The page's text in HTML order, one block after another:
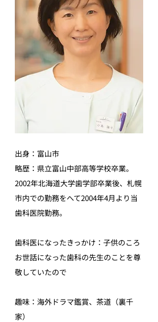
出身：富山市
略歴：県立富山中部高等学校卒業。
2002年北海道大学歯学部卒業後、札幌
市内での勤務をへて2004年4月より当
歯科医院勤務。
歯科医になったきっかけ：子供のころ
お世話になった歯科の先生のことを尊
敬していたので
趣味：海外ドラマ鑑賞、茶道（裏千
家）